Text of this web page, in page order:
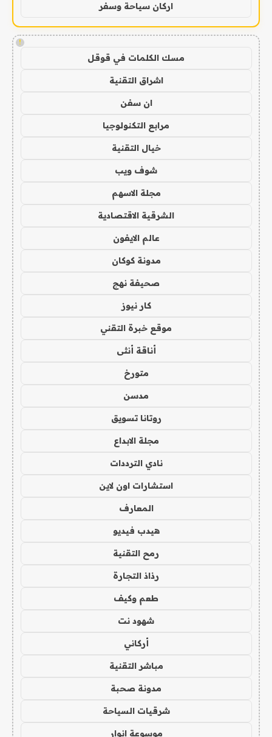
اركان سياحة وسفر
!
مسك الكلمات في قوقل
اشراق التقنية
ان سفن
مرابع التكنولوجيا
خيال التقنية
شوف ويب
مجلة الاسهم
الشرقية الاقتصادية
عالم الايفون
مدونة كوكان
صحيفة نهج
كار نيوز
موقع خبرة التقني
أناقة أنثى
متورخ
مدسن
روتانا تسويق
مجلة الابداع
نادي الترددات
استشارات اون لاين
المعارف
هيدب فيديو
رمح التقنية
رذاذ التجارة
طعم وكيف
شهود نت
أركاني
مباشر التقنية
مدونة صحبة
شرقيات السياحة
موسوعة انوار